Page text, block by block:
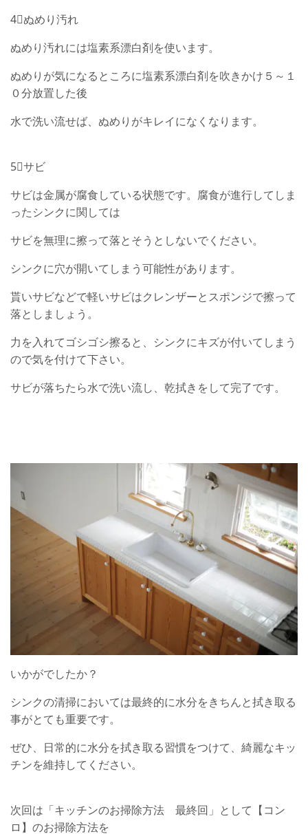
4⃣ぬめり汚れ
ぬめり汚れには塩素系漂白剤を使います。
ぬめりが気になるところに塩素系漂白剤を吹きかけ５～１
０分放置した後
水で洗い流せば、 ぬめりがキレイになくなります。
5⃣サビ
サビは金属が腐食している状態です。腐食が進行してしま
ったシンクに関しては
サビを無理に擦って落とそうとしないでください。
シンクに穴が開いてしまう可能性があります。
貰いサビなどで軽いサビはクレンザーとスポンジで擦って
落としましょう。
力を入れてゴシゴシ擦ると、シンクにキズが付いてしまう
ので気を付けて下さい。
サビが落ちたら水で洗い流し、乾拭きをして完了です。
いかがでしたか？
シンクの清掃においては最終的に水分をきちんと拭き取る
事がとても重要です。
ぜひ、日常的に水分を拭き取る習慣をつけて、綺麗なキッ
チンを維持してください。
次回は「キッチンのお掃除方法 最終回」として【コン
ロ】のお掃除方法を